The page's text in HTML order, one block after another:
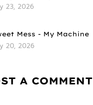
23, 2026
Mess - My Machine
20, 2026
A COMMENT